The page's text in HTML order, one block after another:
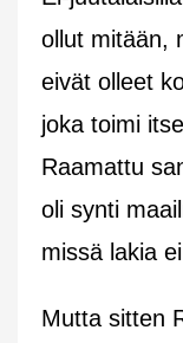
ollut mitään,
eivät olleet
joka toimi
Raamattu
oli synti
missä lakia
Mutta sitten